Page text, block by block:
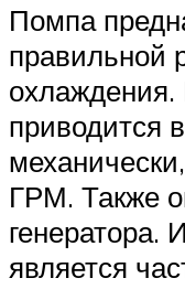
Помпа
правильной
приводится
ГРМ. Также
генератора.
является